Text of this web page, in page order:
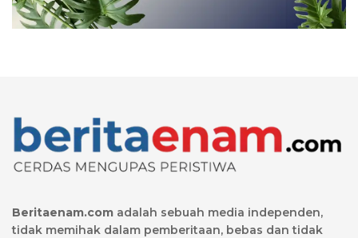
Beritaenam.com adalah sebuah media independen,
tidak memihak dalam pemberitaan, bebas dan tidak